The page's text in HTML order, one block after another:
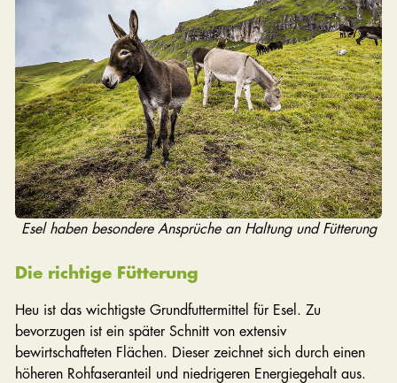
Esel haben besondere Ansprüche an Haltung und Fütterung
Die richtige Fütterung
Heu ist das wichtigste Grundfuttermittel für Esel. Zu
bevorzugen ist ein später Schnitt von extensiv
bewirtschafteten Flächen. Dieser zeichnet sich durch einen
höheren Rohfaseranteil und niedrigeren Energiegehalt aus.